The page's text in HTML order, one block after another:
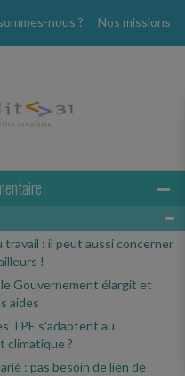
nous ? Nos missions
travail : il peut aussi concerner
!
Gouvernement élargit et
aides
TPE s'adaptent au
climatique ?
: pas besoin de lien de